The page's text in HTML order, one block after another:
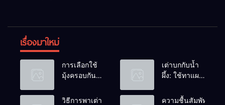
เรื่องมาใหม่
การเลือกใช้
มุ้งครอบกัน
วางไข่ในคอก
เต่าบกกับน้ำ
ผึ้ง: ใช้ทาแผล
ดื่มได้ไหม?
วิธีการพาเต่า ความชื้นสัมพัทธ์: